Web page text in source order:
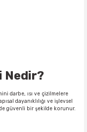
Nedir?
darbe, ısı ve çizilmelere
dayanıklılığı ve işlevsel
güvenli bir şekilde korunur.